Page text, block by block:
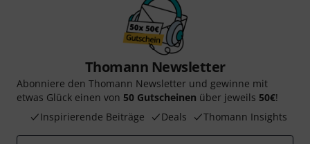
Thomann Newsletter
Abonniere den Thomann Newsletter und gewinne mit
etwas Glück einen von 50 Gutscheinen über jeweils 50€!
Inspirierende Beiträge
Deals Thomann Insights